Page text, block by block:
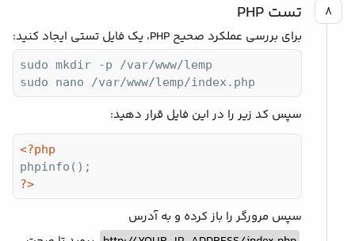
۸ تست PHP
برای بررسی عملکرد صحیح PHP، یک فایل تستی ایجاد کنید:
sudo mkdir -p /var/www/lemp
sudo nano /var/www/lemp/index.php
سپس کد زیر را در این فایل قرار دهید:
<?php
?>
سپس مرورگر را باز کرده و به آدرس